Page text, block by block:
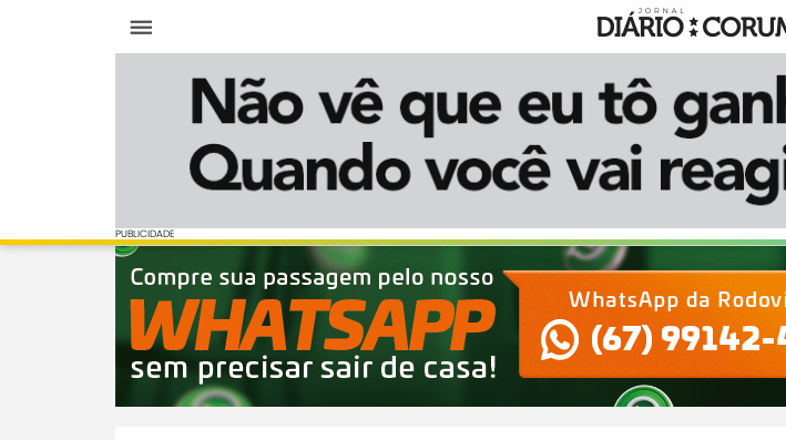
PUBLICIDADE
PUBLICIDADE